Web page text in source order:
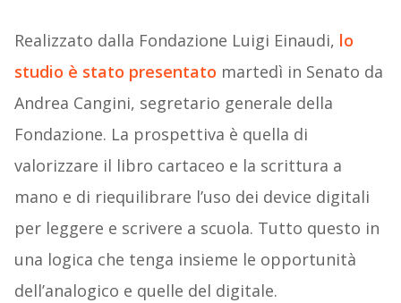
Realizzato dalla Fondazione Luigi Einaudi, lo
studio è stato presentato martedì in Senato da
Andrea Cangini, segretario generale della
Fondazione. La prospettiva è quella di
valorizzare il libro cartaceo e la scrittura a
mano e di riequilibrare l’uso dei device digitali
per leggere e scrivere a scuola. Tutto questo in
una logica che tenga insieme le opportunità
dell’analogico e quelle del digitale.